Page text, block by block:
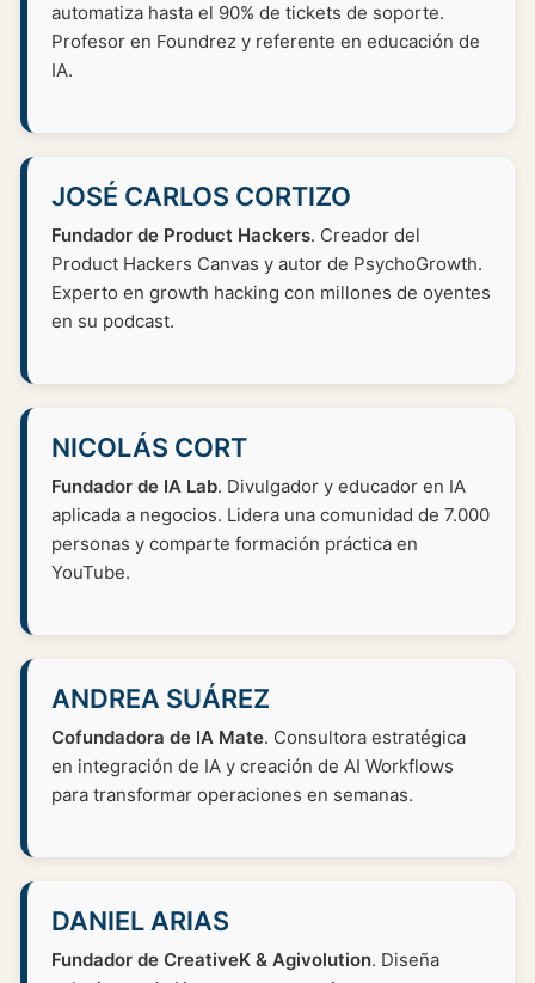
automatiza hasta el 90% de tickets de soporte.
Profesor en Foundrez y referente en educación de
IA.
JOSÉ CARLOS CORTIZO
Fundador de Product Hackers. Creador del
Product Hackers Canvas y autor de PsychoGrowth.
Experto en growth hacking con millones de oyentes
en su podcast.
NICOLÁS CORT
Fundador de IA Lab. Divulgador y educador en IA
aplicada a negocios. Lidera una comunidad de 7.000
personas y comparte formación práctica en
YouTube.
ANDREA SUÁREZ
Cofundadora de IA Mate. Consultora estratégica
en integración de IA y creación de AI Workflows
para transformar operaciones en semanas.
DANIEL ARIAS
Fundador de CreativeK & Agivolution. Diseña